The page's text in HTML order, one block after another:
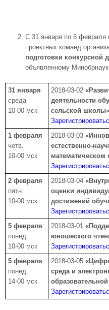
С 31 января по 5 февраля
проектных команд
подготовки конкурсной
объявленному
31 января
среда
10-00 мск
2018-03-02
деятельности
сельской школы»
1 февраля
четв.
10-00 мск
2018-03-03
естественно-
математическом
2 февраля
пятн.
10-00 мск
2018-03-04
оценки
достижений
5 февраля
понед.
10-00 мск
2018-03-01
юношеского
5 февраля
понед.
14-00 мск
2018-03-05
среда и